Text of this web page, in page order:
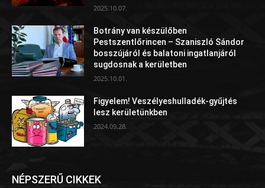
2025.10.07.
Botrány van készülőben
Pestszentlőrincen – Szaniszló Sándor
bosszújáról és balatoni ingatlanjáról
sugdosnak a kerületben
2025.10.01.
Figyelem! Veszélyeshulladék-gyűjtés
lesz kerületünkben
2024.09.28.
NÉPSZERŰ CIKKEK